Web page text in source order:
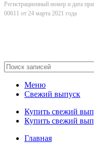
Регистрационный номер и дата
00611 от 24 марта 2021 года
Меню
Свежий выпуск
Купить свежий
Купить свежий
Главная